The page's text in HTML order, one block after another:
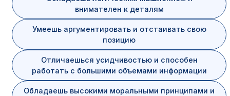
Форма обучения
Очная / Очно-заочная / Заочная /
Дистанционная
Есть. Диплом государственного
внимателен к деталям
Умеешь аргументировать и отстаивать свою
позицию
Отличаешься усидчивостью и способен
работать с большими объемами информации
Обладаешь высокими моральными принципами и